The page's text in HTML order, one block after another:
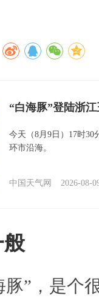
“白海豚”登陆浙
今天（8月9日）17时30
环市沿海。
中国天气网 2026-08-
般
豚”，是个